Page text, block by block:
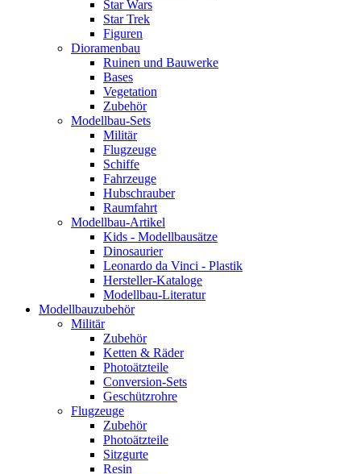
Star Wars
Star Trek
Figuren
Dioramenbau
Ruinen und Bauwerke
Bases
Vegetation
Zubehör
Modellbau-Sets
Militär
Flugzeuge
Schiffe
Fahrzeuge
Hubschrauber
Raumfahrt
Modellbau-Artikel
Kids - Modellbausätze
Dinosaurier
Leonardo da Vinci - Plastik
Hersteller-Kataloge
Modellbau-Literatur
Modellbauzubehör
Militär
Zubehör
Ketten & Räder
Photoätzteile
Conversion-Sets
Geschützrohre
Flugzeuge
Zubehör
Photoätzteile
Sitzgurte
Resin